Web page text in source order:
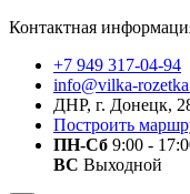
Контактная
+7 949 317-04-94
info@vilka-
ДНР, г. Донецк,
Построить
ПН-Сб 9:00 -
ВС Выходной